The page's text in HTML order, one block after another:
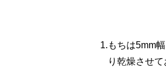
1. もちは5mm
り乾燥させ